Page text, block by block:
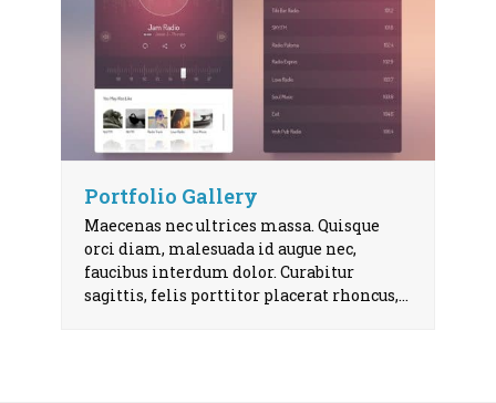
Portfolio Gallery
Maecenas nec ultrices massa. Quisque
orci diam, malesuada id augue nec,
faucibus interdum dolor. Curabitur
sagittis, felis porttitor placerat rhoncus,…